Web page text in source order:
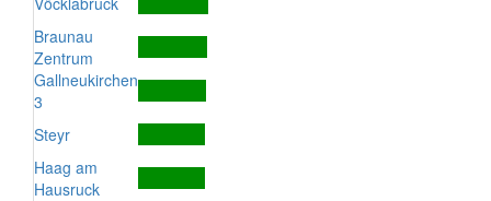
Braunau
Zentrum
Gallneukirchen
3
Steyr
Haag am
Hausruck